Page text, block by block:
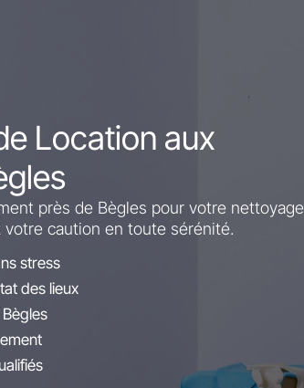
Location aux
près de Bègles pour votre nettoyage
caution en toute sérénité.
stress
des lieux